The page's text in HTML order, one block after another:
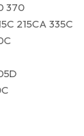
370
215CA 335C